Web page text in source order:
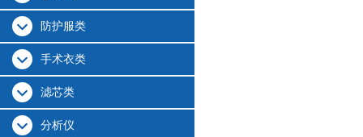
防护服类
手术衣类
滤芯类
分析仪